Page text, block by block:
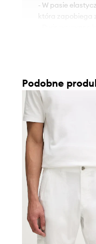
- W pasie
która zapobiega
- Szerokość
- Szerokość
- Długość
- Wymiary
Podobne